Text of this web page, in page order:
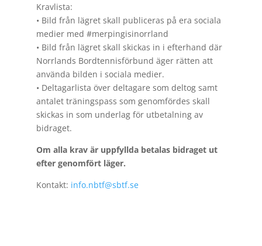
Kravlista:
• Bild från lägret skall publiceras på era sociala
medier med #merpingisinorrland
• Bild från lägret skall skickas in i efterhand där
Norrlands Bordtennisförbund äger rätten att
använda bilden i sociala medier.
• Deltagarlista över deltagare som deltog samt
antalet träningspass som genomfördes skall
skickas in som underlag för utbetalning av
bidraget.
Om alla krav är uppfyllda betalas bidraget ut
efter genomfört läger.
Kontakt: info.nbtf@sbtf.se